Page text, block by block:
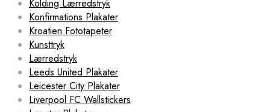
Kolding Lærredstryk
Konfirmations Plakater
Kroatien Fototapeter
Kunsttryk
Lærredstryk
Leeds United Plakater
Leicester City Plakater
Liverpool FC Wallstickers